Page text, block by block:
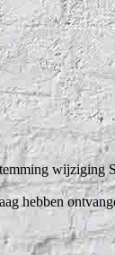
wijziging
hebben